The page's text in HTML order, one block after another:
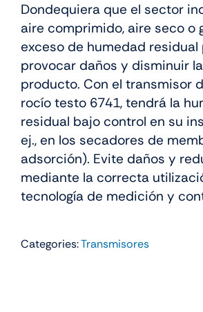
Dondequiera que el sector
aire comprimido, aire seco o
exceso de humedad residual
provocar daños y disminuir
producto. Con el transmisor
rocío testo 6741, tendrá la
residual bajo control en su
ej., en los secadores de
adsorción). Evite daños y
mediante la correcta
tecnología de medición y
Categories:Transmisores